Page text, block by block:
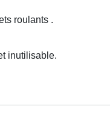
roulants .
inutilisable.